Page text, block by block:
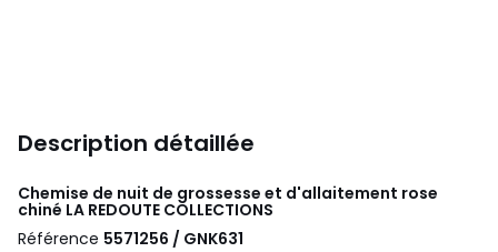
Description détaillée
Chemise de nuit de grossesse et d'allaitement rose
chiné LA REDOUTE COLLECTIONS
Référence 5571256 / GNK631